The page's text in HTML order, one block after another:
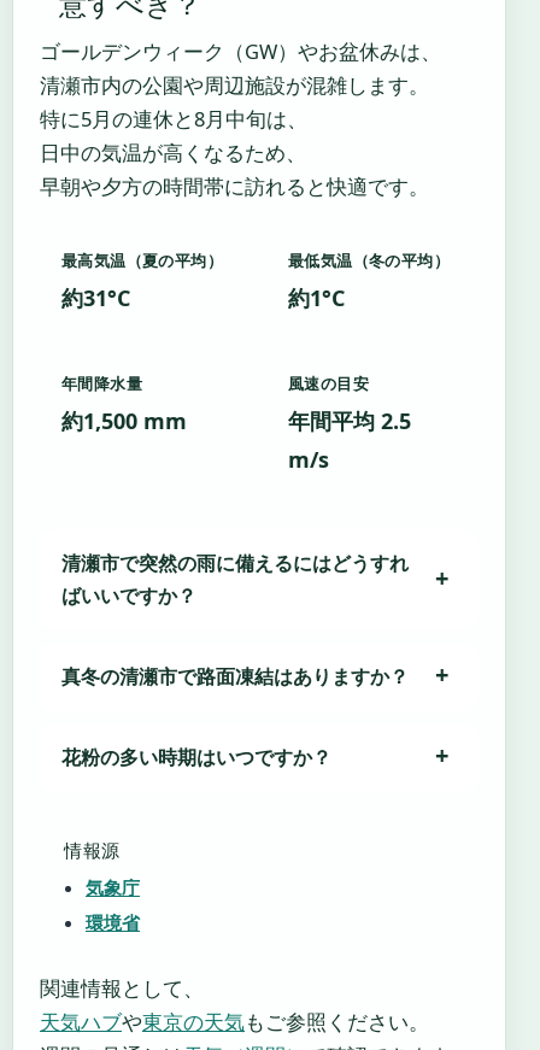
ゴールデンウィーク（GW）やお盆休みは、
清瀬市内の公園や周辺施設が混雑します。
特に5月の連休と8月中旬は、
日中の気温が高くなるため、
早朝や夕方の時間帯に訪れると快適です。
最高気温（夏の平均）
約31°C
最低気温（冬の平均）
約1°C
年間降水量
約1,500 mm
風速の目安
年間平均 2.5
m/s
清瀬市で突然の雨に備えるにはどうすれ
ばいいですか？
真冬の清瀬市で路面凍結はありますか？
花粉の多い時期はいつですか？
情報源
気象庁
環境省
関連情報として、
天気ハブや東京の天気もご参照ください。